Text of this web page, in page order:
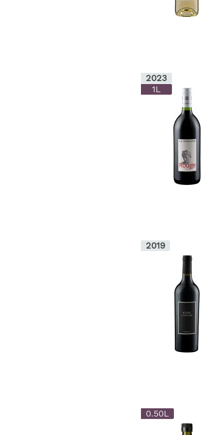
2023
1L
2019
0.50L